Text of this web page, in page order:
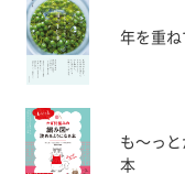
年を重ね
も〜っ
本